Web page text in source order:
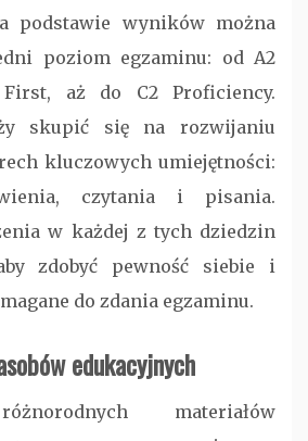
podstawie wyników można
poziom egzaminu: od A2
aż do C2 Proficiency.
skupić się na rozwijaniu
kluczowych umiejętności:
czytania i pisania.
w każdej z tych dziedzin
zdobyć pewność siebie i
do zdania egzaminu.
edukacyjnych
materiałów